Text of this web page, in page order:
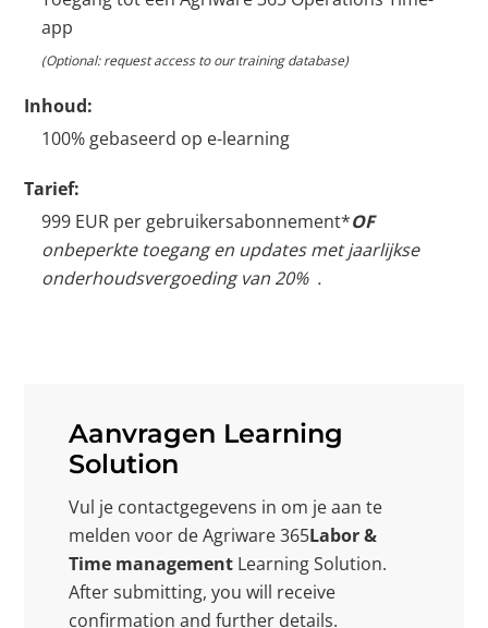
app
(Optional: request access to our training database)
Inhoud:
100% gebaseerd op e-learning
Tarief:
999 EUR per gebruikersabonnement*OF
onbeperkte toegang en updates met jaarlijkse
onderhoudsvergoeding van 20% .
Aanvragen Learning
Solution
Vul je contactgegevens in om je aan te
melden voor de Agriware 365Labor &
Time managementLearning Solution.
After submitting, you will receive
confirmation and further details.